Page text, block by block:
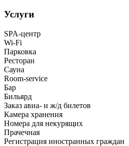
Услуги
SPA-центр
Wi-Fi
Парковка
Ресторан
Сауна
Room-service
Бар
Бильярд
Заказ авиа- и ж/д билетов
Камера хранения
Номера для некурящих
Прачечная
Регистрация иностранных граждан